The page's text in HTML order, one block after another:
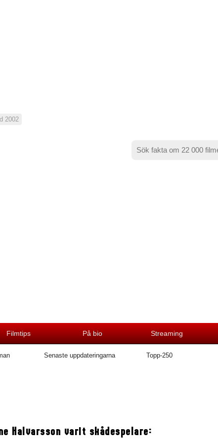
2002
Filmtips På bio Streaming
Senaste uppdateringarna Topp-250
Halvarsson varit skådespelare: